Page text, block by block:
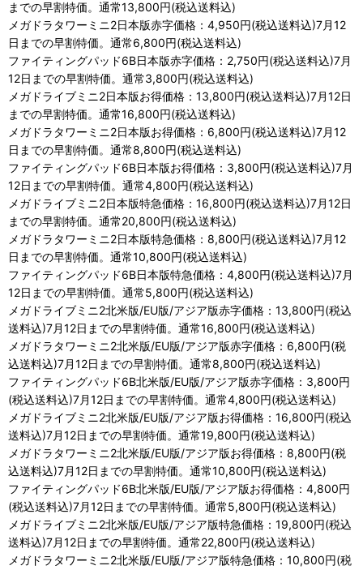
までの早割特価。通常13,800円(税込送料込)
メガドラタワーミニ2日本版赤字価格：4,950円(税込送料込)7月12
日までの早割特価。通常6,800円(税込送料込)
ファイティングパッド6B日本版赤字価格：2,750円(税込送料込)7月
12日までの早割特価。通常3,800円(税込送料込)
メガドライブミニ2日本版お得価格：13,800円(税込送料込)7月12日
までの早割特価。通常16,800円(税込送料込)
メガドラタワーミニ2日本版お得価格：6,800円(税込送料込)7月12
日までの早割特価。通常8,800円(税込送料込)
ファイティングパッド6B日本版お得価格：3,800円(税込送料込)7月
12日までの早割特価。通常4,800円(税込送料込)
メガドライブミニ2日本版特急価格：16,800円(税込送料込)7月12日
までの早割特価。通常20,800円(税込送料込)
メガドラタワーミニ2日本版特急価格：8,800円(税込送料込)7月12
日までの早割特価。通常10,800円(税込送料込)
ファイティングパッド6B日本版特急価格：4,800円(税込送料込)7月
12日までの早割特価。通常5,800円(税込送料込)
メガドライブミニ2北米版/EU版/アジア版赤字価格：13,800円(税込
送料込)7月12日までの早割特価。通常16,800円(税込送料込)
メガドラタワーミニ2北米版/EU版/アジア版赤字価格：6,800円(税
込送料込)7月12日までの早割特価。通常8,800円(税込送料込)
ファイティングパッド6B北米版/EU版/アジア版赤字価格：3,800円
(税込送料込)7月12日までの早割特価。通常4,800円(税込送料込)
メガドライブミニ2北米版/EU版/アジア版お得価格：16,800円(税込
送料込)7月12日までの早割特価。通常19,800円(税込送料込)
メガドラタワーミニ2北米版/EU版/アジア版お得価格：8,800円(税
込送料込)7月12日までの早割特価。通常10,800円(税込送料込)
ファイティングパッド6B北米版/EU版/アジア版お得価格：4,800円
(税込送料込)7月12日までの早割特価。通常5,800円(税込送料込)
メガドライブミニ2北米版/EU版/アジア版特急価格：19,800円(税込
送料込)7月12日までの早割特価。通常22,800円(税込送料込)
メガドラタワーミニ2北米版/EU版/アジア版特急価格：10,800円(税